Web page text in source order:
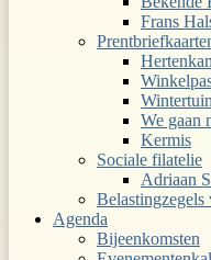
Frans
We gaan
Kermis
Sociale filatelie
Adriaan
Agenda
Bijeenkomsten